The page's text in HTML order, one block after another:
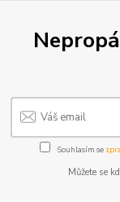
Souhlasím se
Můžete se